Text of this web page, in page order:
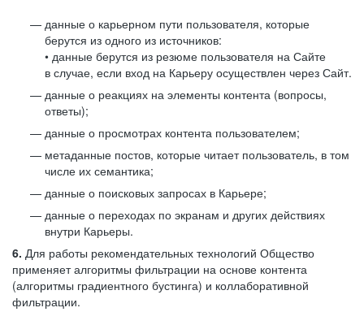
данные о карьерном пути пользователя, которые
берутся из одного из источников:
• данные берутся из резюме пользователя на Сайте
в случае, если вход на Карьеру осуществлен через Сайт.
данные о реакциях на элементы контента (вопросы,
ответы);
данные о просмотрах контента пользователем;
метаданные постов, которые читает пользователь, в том
числе их семантика;
данные о поисковых запросах в Карьере;
данные о переходах по экранам и других действиях
внутри Карьеры.
6. Для работы рекомендательных технологий Общество
применяет алгоритмы фильтрации на основе контента
(алгоритмы градиентного бустинга) и коллаборативной
фильтрации.